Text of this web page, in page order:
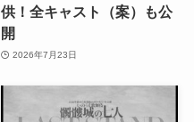
供！全キャスト（案）も公
開
2026年7月23日